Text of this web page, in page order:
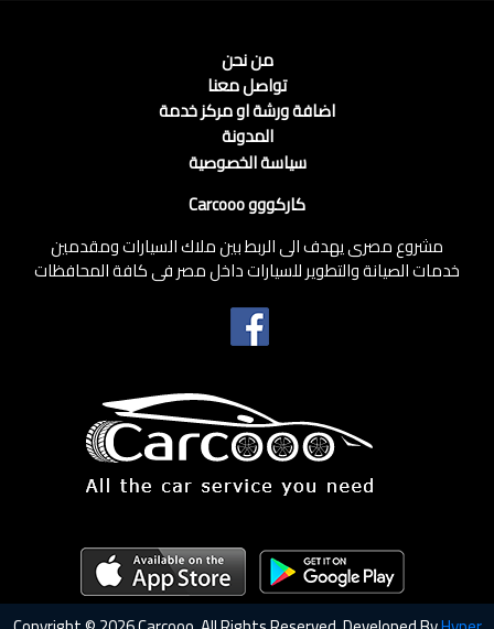
من نحن
تواصل معنا
اضافة ورشة او مركز خدمة
المدونة
سياسة الخصوصية
كاركووو Carcooo
مشروع مصرى يهدف الى الربط بين ملاك السيارات ومقدمين
خدمات الصيانة والتطوير للسيارات داخل مصر فى كافة المحافظات